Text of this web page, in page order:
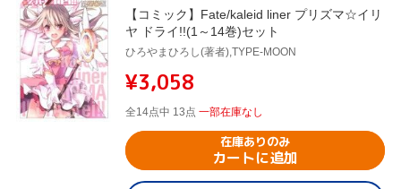
【コミック】Fate/kaleid liner プリズマ☆イリ
ヤ ドライ!!(1～14巻)セット
ひろやまひろし(著者),TYPE-MOON
¥3,058
全14点中 13点 一部在庫なし
在庫ありのみ
カートに追加